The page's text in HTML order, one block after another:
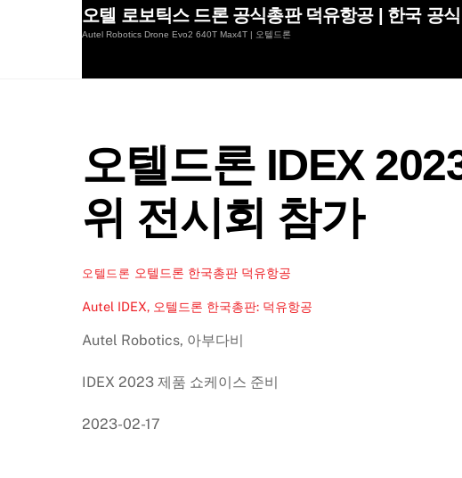
오텔 로보틱스 드론 공식총판 덕유항공 | 한국 공
Autel Robotics Drone Evo2 640T Max4T | 오텔드론
오텔드론 IDEX
위 전시회 참가
오텔드론 오텔드론 한국총판 덕유항공
Autel IDEX, 오텔드론 한국총판: 덕유항공
Autel Robotics, 아부다비
IDEX 2023 제품 쇼케이스 준비
2023-02-17